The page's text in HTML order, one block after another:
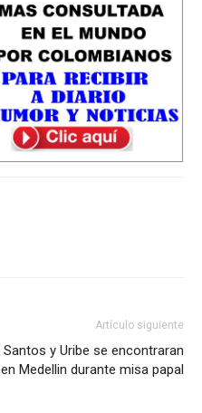
Artículo siguiente
Santos y Uribe se encontraran
en Medellin durante misa papal